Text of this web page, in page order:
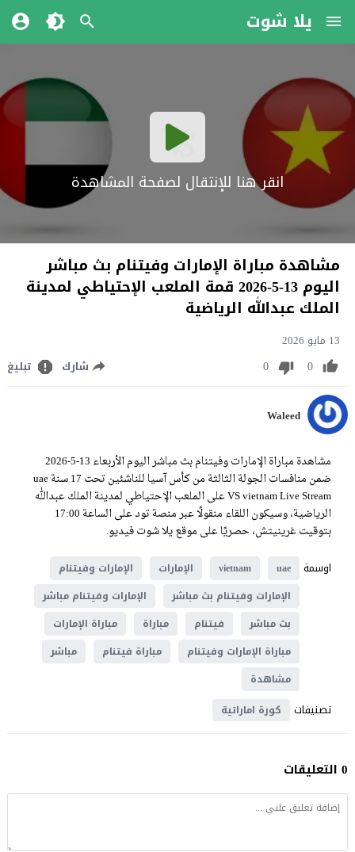
يلا شوت
انقر هنا للإنتقال لصفحة المشاهدة
مشاهدة مباراة الإمارات وفيتنام بث مباشر
اليوم 13-5-2026 قمة الملعب الإحتياطي لمدينة
الملك عبدالله الرياضية
13 مايو 2026
0
0 شارك تبليغ
Waleed
مشاهدة مباراة الإمارات وفيتنام بث مباشر اليوم الأربعاء 13-5-2026
ضمن منافسات الجولة الثالثة من كأس آسيا للناشئين تحت 17 سنة uae
VS vietnam Live Stream على الملعب الإحتياطي لمدينة الملك عبدالله
الرياضية، وسيكون اللقاء منقولًا عبر منصة تود على الساعة 17:00
بتوقيت غرينيتش، حصريًا على موقع يلا شوت فيديو.
اوسمة
uae
vietnam الإمارات
الإمارات وفيتنام
الإمارات وفيتنام بث مباشر
الإمارات وفيتنام مباشر
بث مباشر
فيتنام مباراة
مباراة الإمارات
مباراة الإمارات وفيتنام
مباراة فيتنام
مباشر
مشاهدة
تصنيفات كورة اماراتية
0 التعليقات